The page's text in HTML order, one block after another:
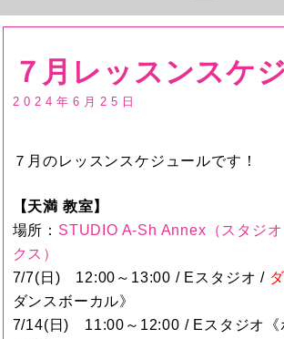
７月レッスンスケ
2024年6月25日
７月のレッスンスケジュールです！
【天満 教室】
場所： STUDIO A-Sh Annex（スタジ
クス）
7/7(日) 12:00～13:00 / Eスタジオ /
ダンスボーカル》
7/14(日) 11:00～12:00 / Eスタジオ《